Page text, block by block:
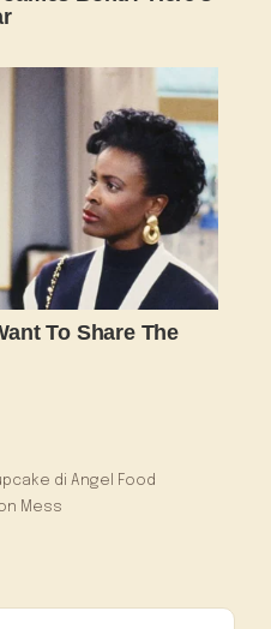
di Angel Food
Mess